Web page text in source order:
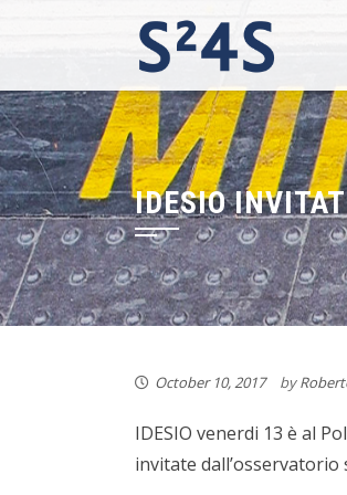
IDESIO
October 10, 2017 by
IDESIO venerdi 13 è al
invitate dall’osservatorio